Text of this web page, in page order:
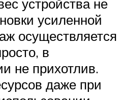
устройства не
усиленной
осуществляется
в
не прихотлив.
даже при